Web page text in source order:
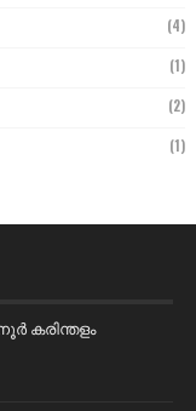
(4)
(1)
(2)
(1)
കരിന്തളം